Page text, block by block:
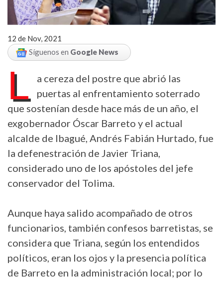
12 de Nov, 2021
Síguenos en Google News
L
a cereza del postre que abrió las
puertas al enfrentamiento soterrado
que sostenían desde hace más de un año, el
exgobernador Óscar Barreto y el actual
alcalde de Ibagué, Andrés Fabián Hurtado, fue
la defenestración de Javier Triana,
considerado uno de los apóstoles del jefe
conservador del Tolima.
Aunque haya salido acompañado de otros
funcionarios, también confesos barretistas, se
considera que Triana, según los entendidos
políticos, eran los ojos y la presencia política
de Barreto en la administración local; por lo